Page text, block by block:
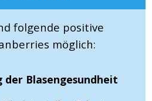
folgende positive
möglich:
Blasengesundheit